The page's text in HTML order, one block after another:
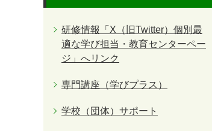
研修情報「X（旧Twitter）個別最
適な学び担当・教育センターペー
ジ」へリンク
専門講座（学びプラス）
学校（団体）サポート